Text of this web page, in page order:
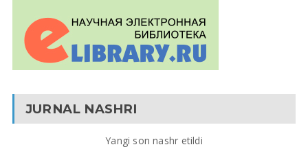
JURNAL NASHRI
Yangi son nashr etildi